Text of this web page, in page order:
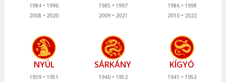
1984
1996
2008
2020
1985
1997
2009
2021
1986
1998
2010
2022
NYÚL
1939
1951
SÁRKÁNY
1940
1952
KÍGYÓ
1941
1953